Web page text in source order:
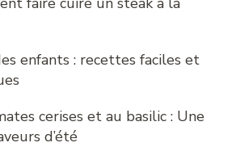
enfants : recettes faciles et
cerises et au basilic : Une
d’été